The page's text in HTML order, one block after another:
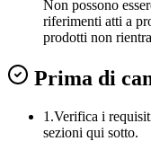
Non possono
riferimenti atti a
prodotti non
Prima di
1.Verifica i
sezioni qui sotto.